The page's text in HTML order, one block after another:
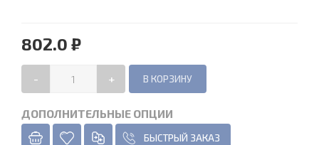
802.0 ₽
- +
ДОПОЛНИТЕЛЬНЫЕ ОПЦИИ
БЫСТРЫЙ ЗАКАЗ